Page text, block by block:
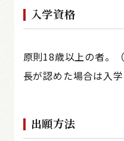
入学資格
原則18歳以上の者。
長が認めた場合は入学
出願方法